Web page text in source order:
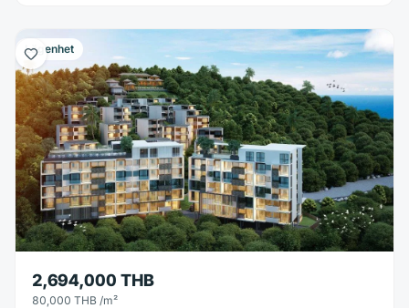
Lägenhet
2,694,000 THB
80,000 THB /m²